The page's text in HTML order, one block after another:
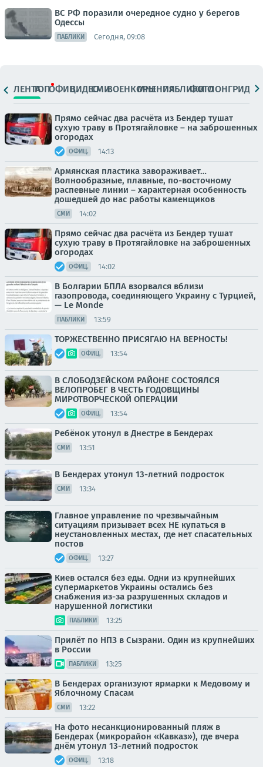
ВС РФ поразили очередное судно у берегов
Одессы
ПАБЛИКИ Сегодня, 09:08
ЛЕНТАТОПОФИЦ.ВИДЕОСМИВОЕНКОРЫМНЕНИЯПАБЛИКИ
ФОТОЛОНГРИДЫ
Прямо сейчас два расчёта из Бендер тушат
сухую траву в Протягайловке – на заброшенных
огородах
ОФИЦ. 14:13
Армянская пластика завораживает…
Волнообразные, плавные, по-восточному
распевные линии – характерная особенность
дошедшей до нас работы каменщиков
СМИ 14:02
Прямо сейчас два расчёта из Бендер тушат
сухую траву в Протягайловке на заброшенных
огородах
ОФИЦ. 14:02
В Болгарии БПЛА взорвался вблизи
газопровода, соединяющего Украину с Турцией,
— Le Monde
ПАБЛИКИ 13:59
ТОРЖЕСТВЕННО ПРИСЯГАЮ НА ВЕРНОСТЬ!
ОФИЦ. 13:54
В СЛОБОДЗЕЙСКОМ РАЙОНЕ СОСТОЯЛСЯ
ВЕЛОПРОБЕГ В ЧЕСТЬ ГОДОВЩИНЫ
МИРОТВОРЧЕСКОЙ ОПЕРАЦИИ
ОФИЦ. 13:54
Ребёнок утонул в Днестре в Бендерах
СМИ 13:51
В Бендерах утонул 13-летний подросток
СМИ 13:34
Главное управление по чрезвычайным
ситуациям призывает всех НЕ купаться в
неустановленных местах, где нет спасательных
постов
ОФИЦ. 13:27
Киев остался без еды. Одни из крупнейших
супермаркетов Украины остались без
снабжения из-за разрушенных складов и
нарушенной логистики
ПАБЛИКИ 13:25
Прилёт по НПЗ в Сызрани. Один из крупнейших
в России
ПАБЛИКИ 13:25
В Бендерах организуют ярмарки к Медовому и
Яблочному Спасам
СМИ 13:22
На фото несанкционированный пляж в
Бендерах (микрорайон «Кавказ»), где вчера
днём утонул 13-летний подросток
ОФИЦ. 13:18